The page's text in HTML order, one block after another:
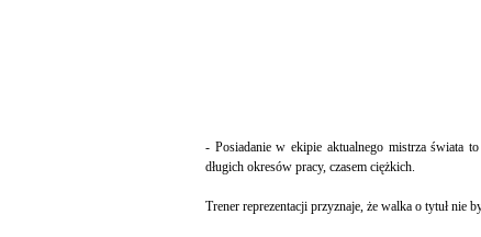
- Posiadanie w ekipie aktualnego mistrza świata
długich okresów pracy, czasem ciężkich.
Trener reprezentacji przyznaje, że walka o tytuł nie